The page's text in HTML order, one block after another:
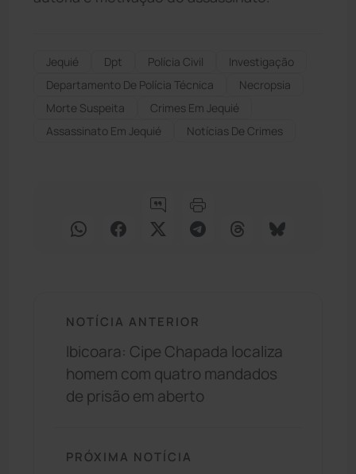
Jequié Dpt Polícia Civil
Investigação
Departamento De Polícia Técnica
Necropsia
Morte Suspeita
Crimes Em Jequié
Assassinato Em Jequié
Notícias De Crimes
NOTÍCIA ANTERIOR
Ibicoara: Cipe Chapada localiza
homem com quatro mandados
de prisão em aberto
PRÓXIMA NOTÍCIA